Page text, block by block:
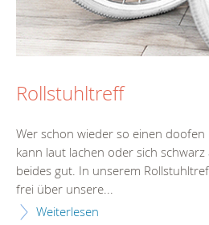
Rollstuhltreff
Wer schon wieder so einen doofen
kann laut lachen oder sich
beides gut. In unserem
frei über unsere...
Weiterlesen